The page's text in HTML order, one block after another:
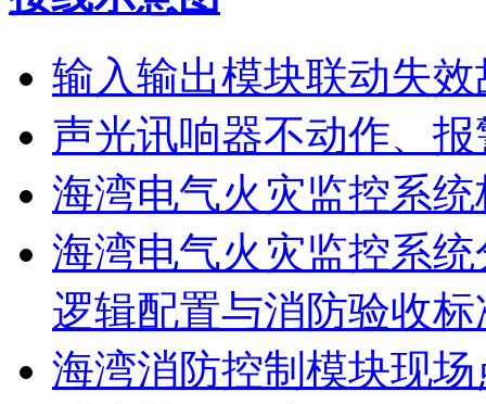
输入输出模块联动失效
声光讯响器不动作、
海湾电气火灾监控系
海湾电气火灾监控系
逻辑配置与消防验收标
海湾消防控制模块现